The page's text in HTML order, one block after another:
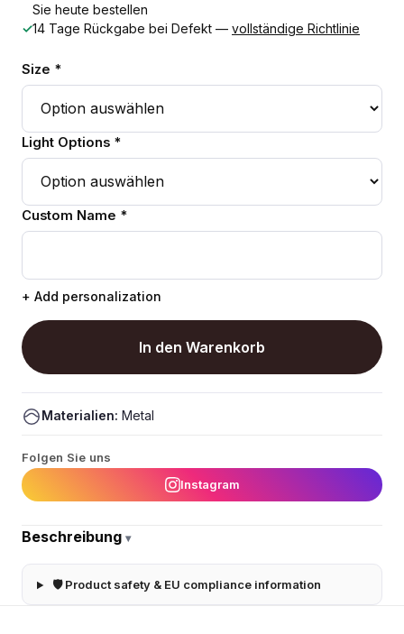
Sie heute bestellen
✓14 Tage Rückgabe bei Defekt — vollständige Richtlinie
Size *
Light Options *
Custom Name *
+ Add personalization
In den Warenkorb
Materialien: Metal
Folgen Sie uns
Instagram
Beschreibung ▾
🛡 Product safety & EU compliance information